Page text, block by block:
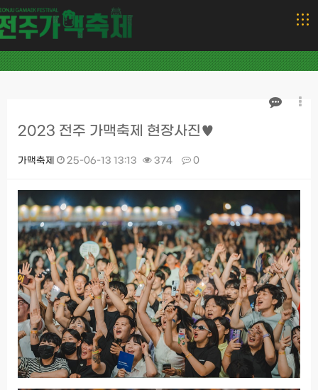
2023 전주 가맥축제 현장사진♥
가맥축제 25-06-13 13:13 374 0
본문